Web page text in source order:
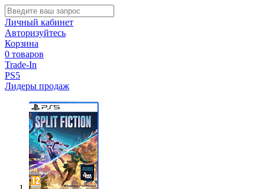
Личный кабинет
Авторизуйтесь
Корзина
0 товаров
Trade-In
PS5
Лидеры продаж